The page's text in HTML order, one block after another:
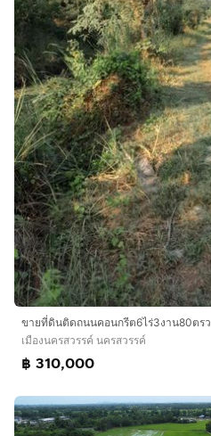
ขายที่ดินติดถนนคอนกรีต6ไร่3งาน80ตรว
เมืองนครสวรรค์ นครสวรรค์
฿ 310,000